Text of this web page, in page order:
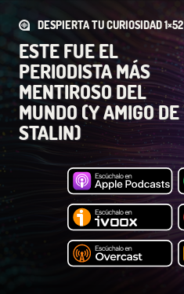
DESPIERTA TU CURIOSIDAD 1×52
ESTE FUE EL
PERIODISTA MÁS
MENTIROSO DEL
MUNDO (Y AMIGO DE
STALIN)